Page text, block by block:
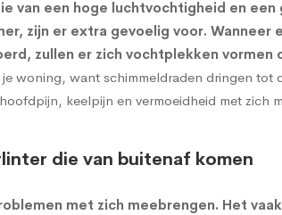
van een hoge luchtvochtigheid en
zijn er extra gevoelig voor.
zullen er zich vochtplekken vormen
woning, want schimmeldraden dringen
keelpijn en vermoeidheid met zich
die van buitenaf komen
met zich meebrengen. Het